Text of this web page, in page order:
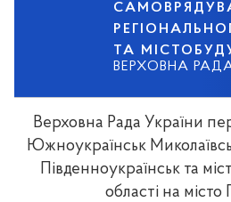
ТА
ВЕРХОВНА
Верховна Рада України
Южноукраїнськ
Південноукраїнськ та
області на місто